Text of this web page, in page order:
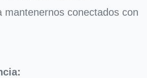
mantenernos conectados con